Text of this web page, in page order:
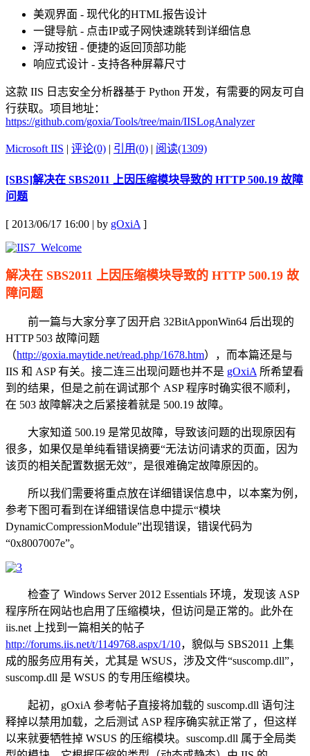
美观界面 - 现代化的HTML报告设计
一键导航 - 点击IP或子网快速跳转到详细信息
浮动按钮 - 便捷的返回顶部功能
响应式设计 - 支持各种屏幕尺寸
这款 IIS 日志安全分析器基于 Python 开发，有需要的网友可自
行获取。项目地址：
https://github.com/goxia/Tools/tree/main/IISLogAnalyzer
Microsoft IIS | 评论(0) | 引用(0) | 阅读(1309)
[SBS]解决在 SBS2011 上因压缩模块导致的 HTTP 500.19 故障
问题
[ 2013/06/17 16:00 | by gOxiA ]
解决在 SBS2011 上因压缩模块导致的 HTTP 500.19 故
障问题
前一篇与大家分享了因开启 32BitApponWin64 后出现的
HTTP 503 故障问题
（http://goxia.maytide.net/read.php/1678.htm），而本篇还是与
IIS 和 ASP 有关。接二连三出现问题也并不是 gOxiA 所希望看
到的结果，但是之前在调试那个 ASP 程序时确实很不顺利，
在 503 故障解决之后紧接着就是 500.19 故障。
大家知道 500.19 是常见故障，导致该问题的出现原因有
很多，如果仅是单纯看错误摘要“无法访问请求的页面，因为
该页的相关配置数据无效”，是很难确定故障原因的。
所以我们需要将重点放在详细错误信息中，以本案为例，
参考下图可看到在详细错误信息中提示“模块
DynamicCompressionModule”出现错误，错误代码为
“0x8007007e”。
检查了 Windows Server 2012 Essentials 环境，发现该 ASP
程序所在网站也启用了压缩模块，但访问是正常的。此外在
iis.net 上找到一篇相关的帖子
http://forums.iis.net/t/1149768.aspx/1/10，貌似与 SBS2011 上集
成的服务应用有关，尤其是 WSUS，涉及文件“suscomp.dll”，
suscomp.dll 是 WSUS 的专用压缩模块。
起初，gOxiA 参考帖子直接将加载的 suscomp.dll 语句注
释掉以禁用加载，之后测试 ASP 程序确实就正常了，但这样
以来就要牺牲掉 WSUS 的压缩模块。suscomp.dll 属于全局类